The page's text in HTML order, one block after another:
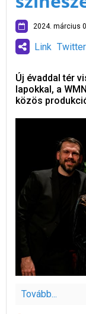
2024. március
Link Twitter
Új évaddal tér
lapokkal, a
közös
Tovább...